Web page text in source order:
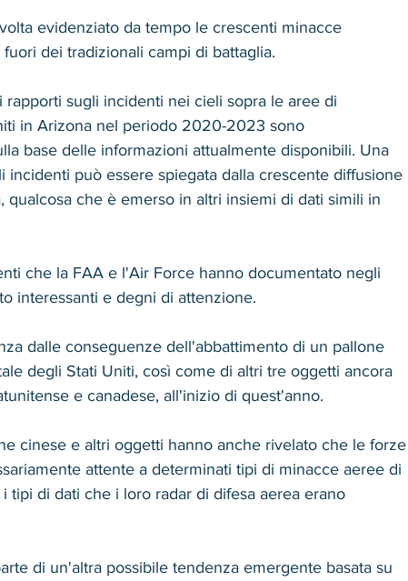
evidenziato da tempo le crescenti minacce
dei tradizionali campi di battaglia.
sugli incidenti nei cieli sopra le aree di
in Arizona nel periodo 2020-2023 sono
base delle informazioni attualmente disponibili. Una
può essere spiegata dalla crescente diffusione
che è emerso in altri insiemi di dati simili in
che la FAA e l'Air Force hanno documentato negli
interessanti e degni di attenzione.
dalle conseguenze dell'abbattimento di un pallone
degli Stati Uniti, così come di altri tre oggetti ancora
e canadese, all'inizio di quest'anno.
cinese e altri oggetti hanno anche rivelato che le forze
attente a determinati tipi di minacce aeree di
tipi di dati che i loro radar di difesa aerea erano
di un'altra possibile tendenza emergente basata su